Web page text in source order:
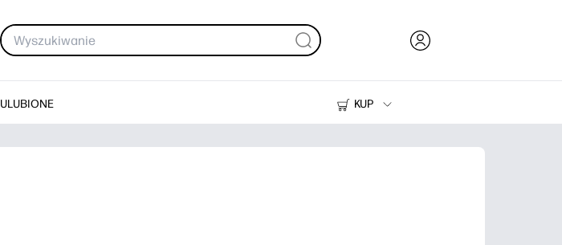
ULUBIONE
KUP
Drukarki do domu